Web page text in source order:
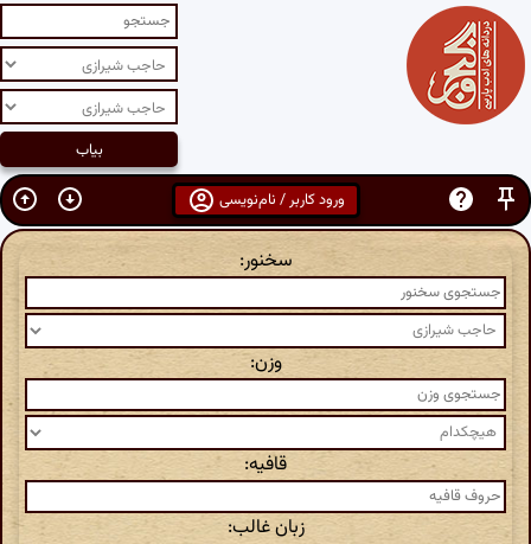
ورود کاربر / نام‌نویسی
سخنور:
وزن:
قافیه:
زبان غالب: